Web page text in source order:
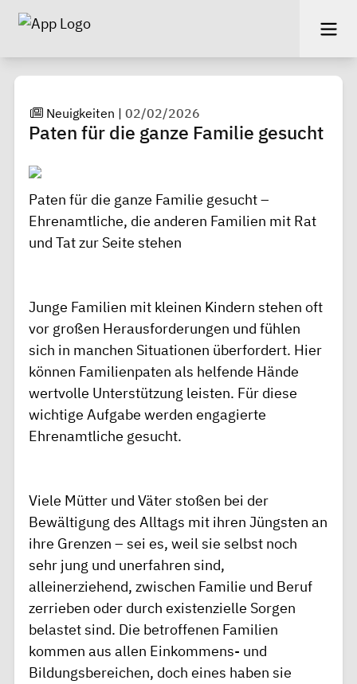
Neuigkeiten |02/02/2026
Paten für die ganze Familie gesucht
Paten für die ganze Familie gesucht –
Ehrenamtliche, die anderen Familien mit Rat
und Tat zur Seite stehen
Junge Familien mit kleinen Kindern stehen oft
vor großen Herausforderungen und fühlen
sich in manchen Situationen überfordert. Hier
können Familienpaten als helfende Hände
wertvolle Unterstützung leisten. Für diese
wichtige Aufgabe werden engagierte
Ehrenamtliche gesucht.
Viele Mütter und Väter stoßen bei der
Bewältigung des Alltags mit ihren Jüngsten an
ihre Grenzen – sei es, weil sie selbst noch
sehr jung und unerfahren sind,
alleinerziehend, zwischen Familie und Beruf
zerrieben oder durch existenzielle Sorgen
belastet sind. Die betroffenen Familien
kommen aus allen Einkommens- und
Bildungsbereichen, doch eines haben sie